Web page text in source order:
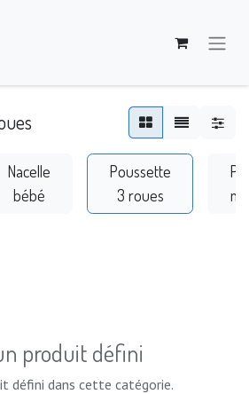
Nacelle
bébé
Poussette
3 roues
produit défini
défini dans cette catégorie.